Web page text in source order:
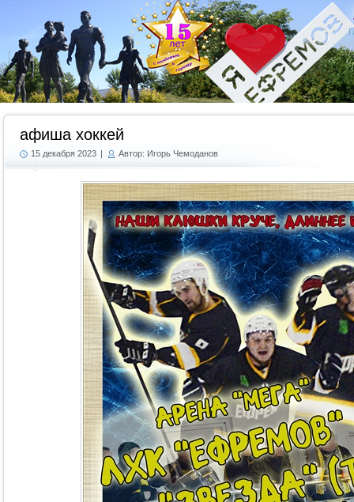
афиша хоккей
15 декабря 2023 | Автор: Игорь Чемоданов